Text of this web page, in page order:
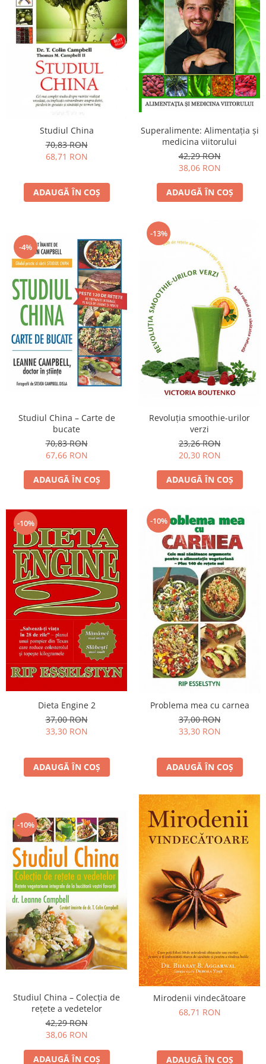
Oracol
Spiritualitate şi ştiinţă
Fără categorie
Cunoaștere
Studiul China
70,83 RON
68,71 RON
ADAUGĂ ÎN COȘ
Superalimente: Alimentaţia şi
medicina viitorului
42,29 RON
38,06 RON
ADAUGĂ ÎN COȘ
-4%
Studiul China – Carte de
bucate
70,83 RON
67,66 RON
ADAUGĂ ÎN COȘ
-13%
Revoluţia smoothie-urilor
verzi
23,26 RON
20,30 RON
ADAUGĂ ÎN COȘ
-10%
Dieta Engine 2
37,00 RON
33,30 RON
ADAUGĂ ÎN COȘ
-10%
Problema mea cu carnea
37,00 RON
33,30 RON
ADAUGĂ ÎN COȘ
-10%
Studiul China – Colecţia de
reţete a vedetelor
42,29 RON
38,06 RON
ADAUGĂ ÎN COȘ
Mirodenii vindecătoare
68,71 RON
ADAUGĂ ÎN COȘ